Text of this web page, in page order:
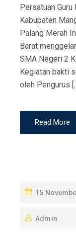
Persatuan
Kabupaten
Palang Merah
Barat
SMA Negeri 2
Kegiatan bakti
oleh Pengurus
Read More
P
S
15
Admin